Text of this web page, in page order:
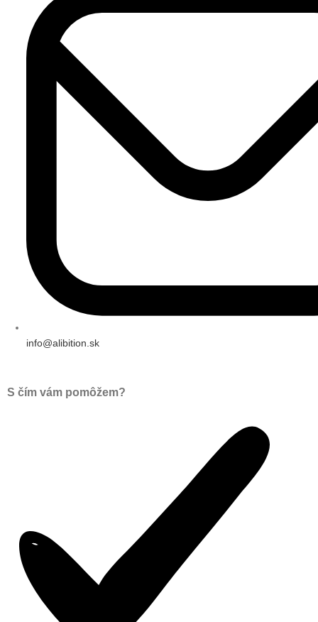
info@alibition.sk
S čím vám pomôžem?